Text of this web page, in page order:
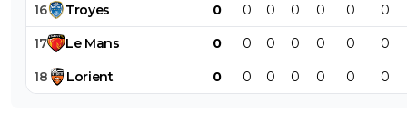
16 Troyes 0 0 0 0 0 0 0
17 Le Mans 0 0 0 0 0 0 0
18 Lorient 0 0 0 0 0 0 0